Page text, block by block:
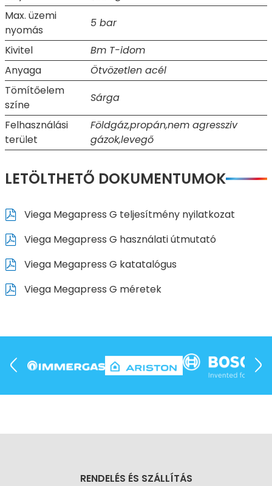
Max. üzemi
nyomás
5 bar
Kivitel
Bm T-idom
Anyaga
Ötvözetlen acél
Tömítőelem
színe
Sárga
Felhasználási
terület
Földgáz,propán,nem agressziv
gázok,levegő
LETÖLTHETŐ DOKUMENTUMOK
Viega Megapress G teljesítmény nyilatkozat
Viega Megapress G használati útmutató
Viega Megapress G katatalógus
Viega Megapress G méretek
RENDELÉS ÉS SZÁLLÍTÁS